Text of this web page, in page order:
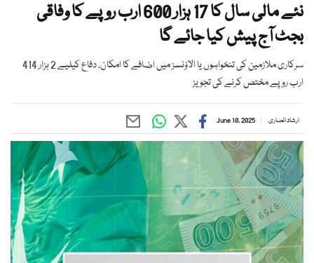
نئے مالی سال کا 17 ہزار 600 ارب روپے کا وفاقی
بجٹ آج پیش کیا جائے گا
سرکاری ملازمین کی تنخواہوں یا الاؤنسز میں اضافے کا امکان، دفاع کیلیے 2 ہزار 414
ارب روپے مختص کرنے کی تجویز
ارشاد انصاری June 10, 2025